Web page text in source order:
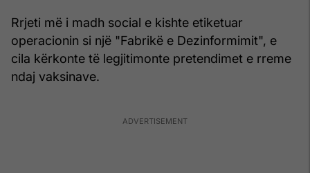
Rrjeti më i madh social e kishte etiketuar
operacionin si një "Fabrikë e Dezinformimit", e
cila kërkonte të legjitimonte pretendimet e rreme
ndaj vaksinave.